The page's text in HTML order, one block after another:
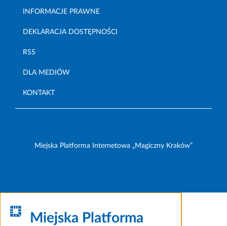
INFORMACJE PRAWNE
DEKLARACJA DOSTĘPNOŚCI
RSS
DLA MEDIÓW
KONTAKT
Miejska Platforma Internetowa „Magiczny Kraków”
Miejska Platforma